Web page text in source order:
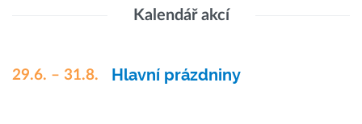
Kalendář akcí
29.6. – 31.8. Hlavní prázdniny